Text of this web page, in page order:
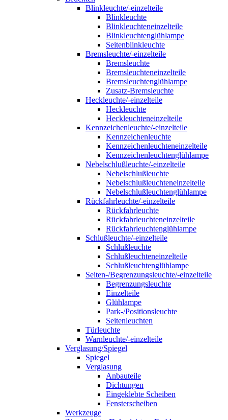
Blinkleuchte/-einzelteile
Blinkleuchte
Blinkleuchteneinzelteile
Blinkleuchtenglühlampe
Seitenblinkleuchte
Bremsleuchte/-einzelteile
Bremsleuchte
Bremsleuchteneinzelteile
Bremsleuchtenglühlampe
Zusatz-Bremsleuchte
Heckleuchte/-einzelteile
Heckleuchte
Heckleuchteneinzelteile
Kennzeichenleuchte/-einzelteile
Kennzeichenleuchte
Kennzeichenleuchteneinzelteile
Kennzeichenleuchtenglühlampe
Nebelschlußleuchte/-einzelteile
Nebelschlußleuchte
Nebelschlußleuchteneinzelteile
Nebelschlußleuchtenglühlampe
Rückfahrleuchte/-einzelteile
Rückfahrleuchte
Rückfahrleuchteneinzelteile
Rückfahrleuchtenglühlampe
Schlußleuchte/-einzelteile
Schlußleuchte
Schlußleuchteneinzelteile
Schlußleuchtenglühlampe
Seiten-/Begrenzungsleuchte/-einzelteile
Begrenzungsleuchte
Einzelteile
Glühlampe
Park-/Positionsleuchte
Seitenleuchten
Türleuchte
Warnleuchte/-einzelteile
Verglasung/Spiegel
Spiegel
Verglasung
Anbauteile
Dichtungen
Eingeklebte Scheiben
Fensterscheiben
Werkzeuge